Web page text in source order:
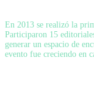
En 2013 se realizó la
Participaron 15
generar un espacio de
evento fue creciendo en